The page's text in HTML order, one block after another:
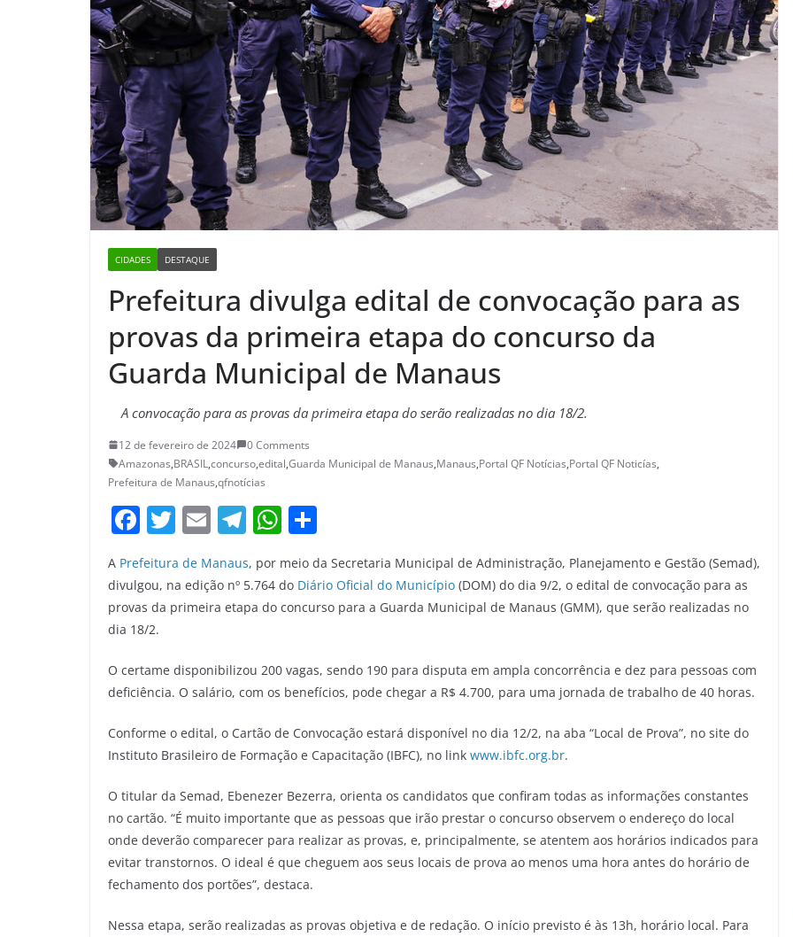
CIDADES DESTAQUE
Prefeitura divulga edital de convocação para as
provas da primeira etapa do concurso da
Guarda Municipal de Manaus
A convocação para as provas da primeira etapa do serão realizadas no dia 18/2.
12 de fevereiro de 2024
0 Comments
Amazonas,BRASIL,concurso,edital,Guarda Municipal de Manaus,Manaus,Portal QF Notícias,Portal QF Noticías,
Prefeitura de Manaus,qfnotícias
F
a
c
e
b
o
o
T
w
itt
er
E
m
ai
l
T
el
e
gr
m
W
h
at
s
p
p
ar
e
A Prefeitura de Manaus, por meio da Secretaria Municipal de Administração, Planejamento e Gestão (Semad),
divulgou, na edição nº 5.764 do Diário Oficial do Município (DOM) do dia 9/2, o edital de convocação para as
provas da primeira etapa do concurso para a Guarda Municipal de Manaus (GMM), que serão realizadas no
dia 18/2.
O certame disponibilizou 200 vagas, sendo 190 para disputa em ampla concorrência e dez para pessoas com
deficiência. O salário, com os benefícios, pode chegar a R$ 4.700, para uma jornada de trabalho de 40 horas.
Conforme o edital, o Cartão de Convocação estará disponível no dia 12/2, na aba “Local de Prova”, no site do
Instituto Brasileiro de Formação e Capacitação (IBFC), no link www.ibfc.org.br.
O titular da Semad, Ebenezer Bezerra, orienta os candidatos que confiram todas as informações constantes
no cartão. “É muito importante que as pessoas que irão prestar o concurso observem o endereço do local
onde deverão comparecer para realizar as provas, e, principalmente, se atentem aos horários indicados para
evitar transtornos. O ideal é que cheguem aos seus locais de prova ao menos uma hora antes do horário de
fechamento dos portões”, destaca.
Nessa etapa, serão realizadas as provas objetiva e de redação. O início previsto é às 13h, horário local. Para